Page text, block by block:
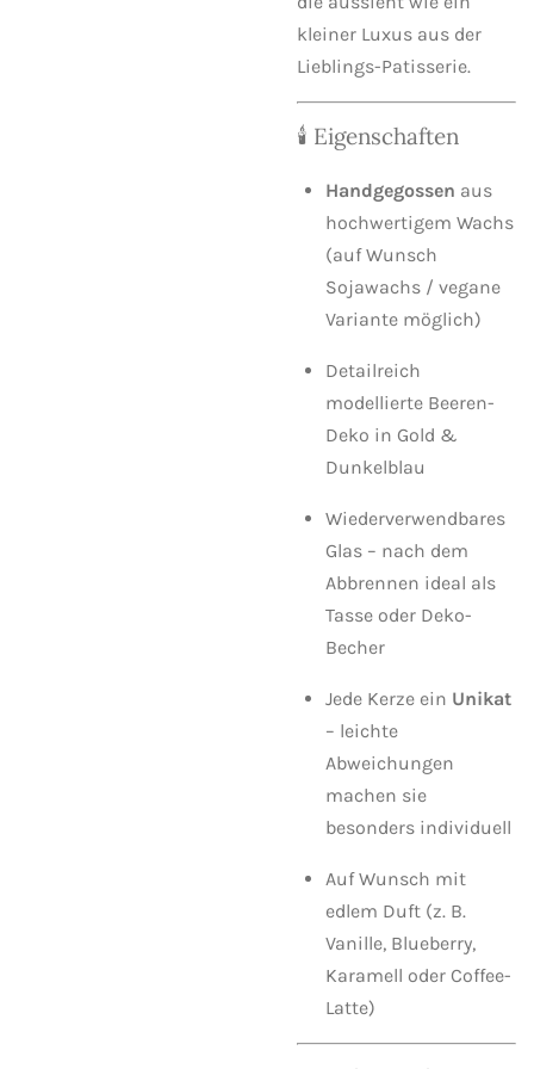
kleiner Luxus aus der
Lieblings-Patisserie.
🕯️ Eigenschaften
Handgegossen aus
hochwertigem Wachs
(auf Wunsch
Sojawachs / vegane
Variante möglich)
Detailreich
modellierte Beeren-
Deko in Gold &
Dunkelblau
Wiederverwendbares
Glas – nach dem
Abbrennen ideal als
Tasse oder Deko-
Becher
Jede Kerze ein Unikat
– leichte
Abweichungen
machen sie
besonders individuell
Auf Wunsch mit
edlem Duft (z. B.
Vanille, Blueberry,
Karamell oder Coffee-
Latte)